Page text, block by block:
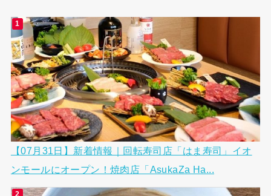
【07月31日】新着情報｜回転寿司店「はま寿司」イオ
ンモールにオープン！焼肉店「AsukaZa Ha...